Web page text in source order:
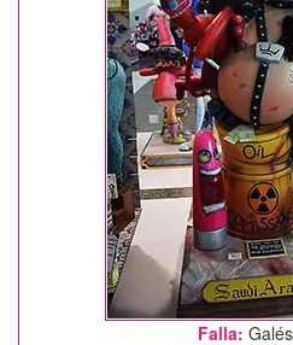
Falla: